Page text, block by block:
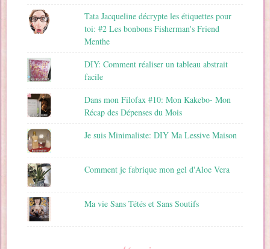
Tata Jacqueline décrypte les étiquettes pour
toi: #2 Les bonbons Fisherman's Friend
Menthe
DIY: Comment réaliser un tableau abstrait
facile
Dans mon Filofax #10: Mon Kakebo- Mon
Récap des Dépenses du Mois
Je suis Minimaliste: DIY Ma Lessive Maison
Comment je fabrique mon gel d'Aloe Vera
Ma vie Sans Tétés et Sans Soutifs